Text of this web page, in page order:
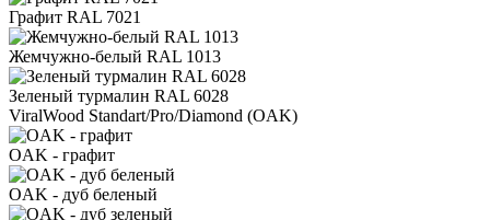
Графит RAL 7021
Жемчужно-белый RAL 1013
Зеленый турмалин RAL 6028
ViralWood Standart/Pro/Diamond (OAK)
OAK - графит
OAK - дуб беленый